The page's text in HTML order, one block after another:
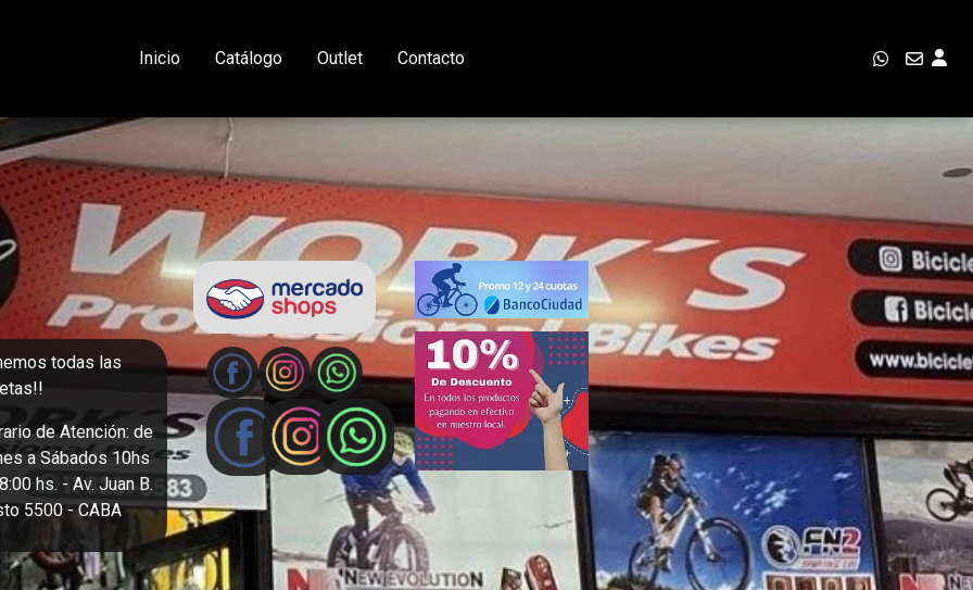
Inicio Catálogo Outlet Contacto
todas las
de Atención: de
a Sábados 10hs
hs. - Av. Juan B.
5500 - CABA